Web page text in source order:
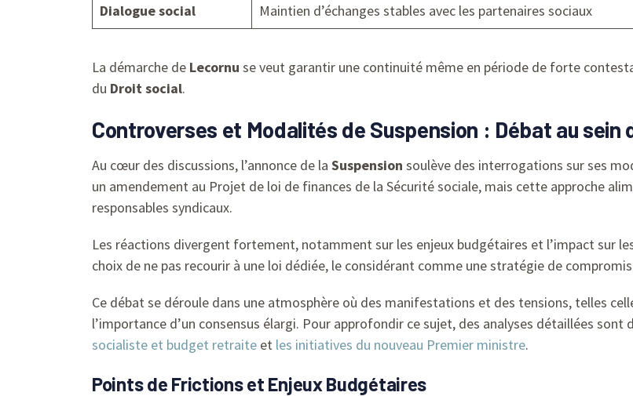
Dialogue social
Maintien d’échanges stables avec les partenaires sociaux
La démarche de Lecornu se veut garantir une continuité même en période de forte
du Droit social.
Controverses et Modalités de Suspension : Débat au sein
Au cœur des discussions, l’annonce de la Suspension soulève des interrogations sur ses
un amendement au Projet de loi de finances de la Sécurité sociale, mais cette approche
responsables syndicaux.
Les réactions divergent fortement, notamment sur les enjeux budgétaires et l’impact sur
choix de ne pas recourir à une loi dédiée, le considérant comme une stratégie de
Ce débat se déroule dans une atmosphère où des manifestations et des tensions, telles
l’importance d’un consensus élargi. Pour approfondir ce sujet, des analyses détaillées
socialiste et budget retraite et les initiatives du nouveau Premier ministre.
Points de Frictions et Enjeux Budgétaires